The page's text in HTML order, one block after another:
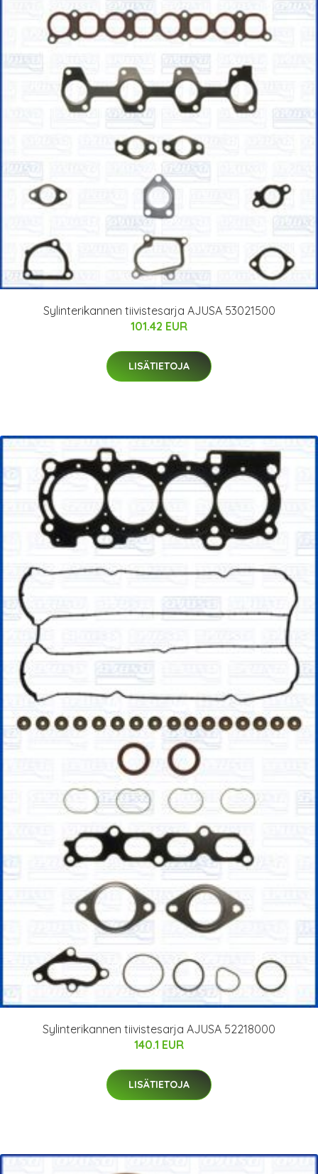
Sylinterikannen tiivistesarja AJUSA 53021500
101.42 EUR
LISÄTIETOJA
Sylinterikannen tiivistesarja AJUSA 52218000
140.1 EUR
LISÄTIETOJA